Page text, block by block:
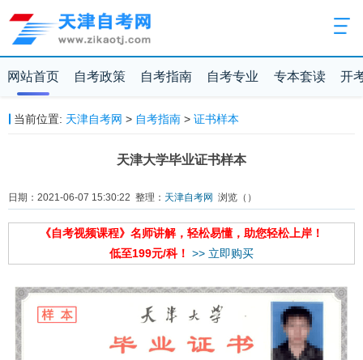
网站首页 自考政策 自考指南 自考专业 专本套读 开
当前位置: 天津自考网 > 自考指南> 证书样本
天津大学毕业证书样本
日期：2021-06-07 15:30:22 整理： 天津自考网 浏览（ ）
《自考视频课程》名师讲解，轻松易懂，助您轻松上岸！
低至199元/科！ >> 立即购买